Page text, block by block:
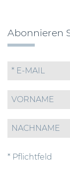
Abonnieren
* Pflichtfeld